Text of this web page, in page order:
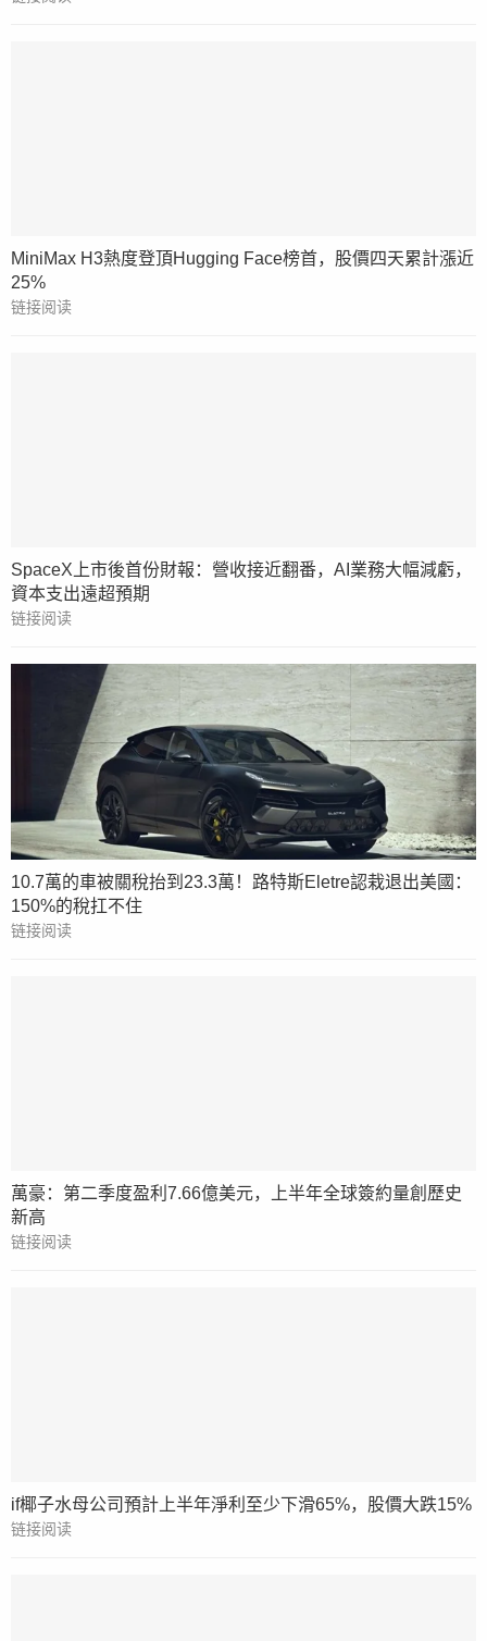
MiniMax H3熱度登頂Hugging Face榜首，股價四天累計漲近
25%
链接阅读
SpaceX上市後首份財報：營收接近翻番，AI業務大幅減虧，
資本支出遠超預期
链接阅读
10.7萬的車被關稅抬到23.3萬！路特斯Eletre認栽退出美國：
150%的稅扛不住
链接阅读
萬豪：第二季度盈利7.66億美元，上半年全球簽約量創歷史
新高
链接阅读
if椰子水母公司預計上半年淨利至少下滑65%，股價大跌15%
链接阅读